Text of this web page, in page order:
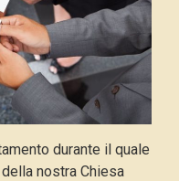
durante il quale
della nostra Chiesa